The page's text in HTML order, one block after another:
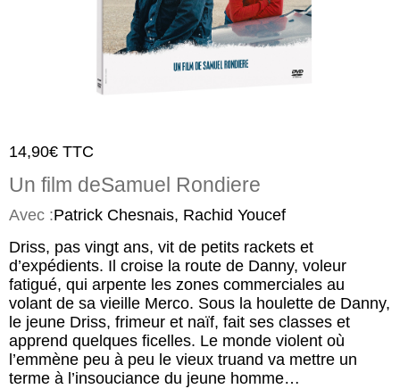
14,90€ TTC
Un film deSamuel Rondiere
Avec :Patrick Chesnais, Rachid Youcef
Driss, pas vingt ans, vit de petits rackets et
d’expédients. Il croise la route de Danny, voleur
fatigué, qui arpente les zones commerciales au
volant de sa vieille Merco. Sous la houlette de Danny,
le jeune Driss, frimeur et naïf, fait ses classes et
apprend quelques ficelles. Le monde violent où
l’emmène peu à peu le vieux truand va mettre un
terme à l’insouciance du jeune homme…